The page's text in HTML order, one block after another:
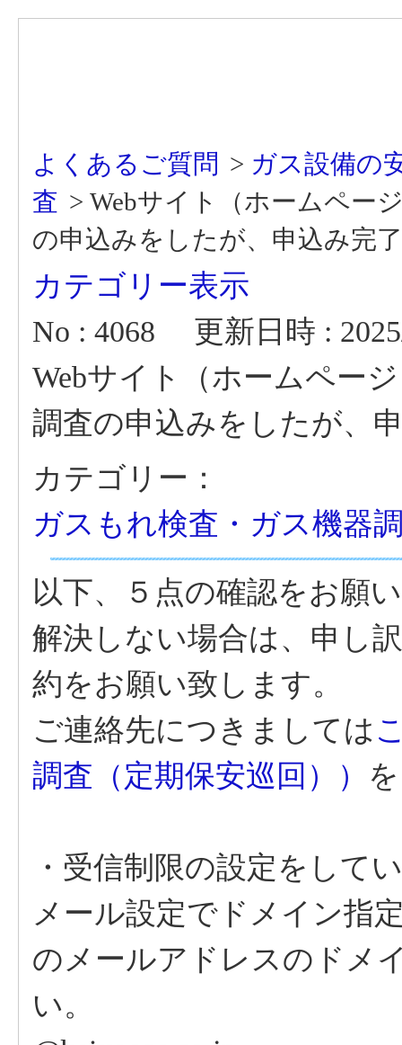
よくあるご質問 > ガス設備の
査 > Webサイト（ホームペー
の申込みをしたが、申込み完
カテゴリー表示
No : 4068
更新日時 :
Webサイト（ホームペー
調査の申込みをしたが、
カテゴリー：
ガスもれ検査・ガス機器
以下、５点の確認をお願
解決しない場合は、申し
約をお願い致します。
ご連絡先につきましては
調査（定期保安巡回））
・受信制限の設定をして
メール設定でドメイン指
のメールアドレスのドメ
い。